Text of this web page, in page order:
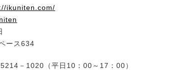
ikuniten.com/
ース634
－1020（平日10：00～17：00）